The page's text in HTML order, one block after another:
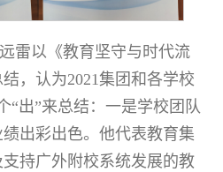
雷以《教育坚守与时代流
，认为2021集团和各学校
“出”来总结：一是学校团队
出彩出色。他代表教育集
持广外附校系统发展的教